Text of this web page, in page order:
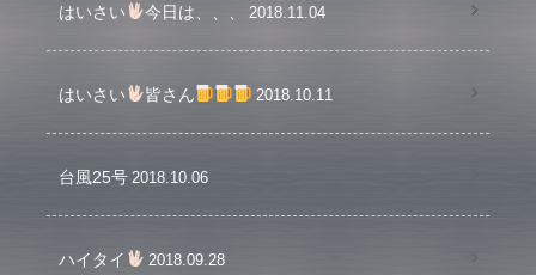
はいさい 今日は、、、 2018.11.04
はいさい 皆さん 2018.10.11
台風25号 2018.10.06
ハイタイ 2018.09.28